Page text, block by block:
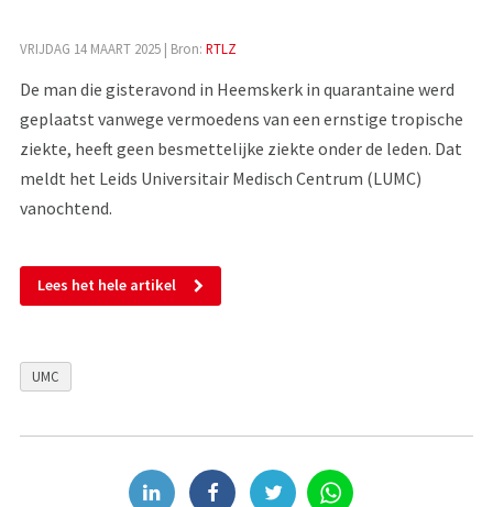
VRIJDAG 14 MAART 2025| Bron: RTLZ
De man die gisteravond in Heemskerk in quarantaine werd
geplaatst vanwege vermoedens van een ernstige tropische
ziekte, heeft geen besmettelijke ziekte onder de leden. Dat
meldt het Leids Universitair Medisch Centrum (LUMC)
vanochtend.
Lees het hele artikel
UMC